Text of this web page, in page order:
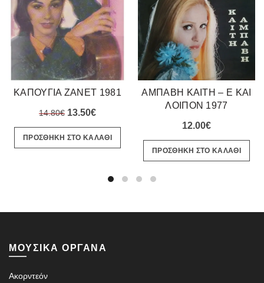
ΚΑΠΟΥΓΙΑ ΖΑΝΕΤ 1981
14.80€ Original
price
was:
13.50€Η
τρέχουσα
τιμή
ΠΡΟΣΘΗΚΗ ΣΤΟ ΚΑΛΑΘΙ
ΑΜΠΑΒΗ ΚΑΙΤΗ – Ε ΚΑΙ
ΛΟΙΠΟΝ 1977
12.00€
ΠΡΟΣΘΗΚΗ ΣΤΟ ΚΑΛΑΘΙ
ΜΟΥΣΙΚΑ ΟΡΓΑΝΑ
Ακορντεόν